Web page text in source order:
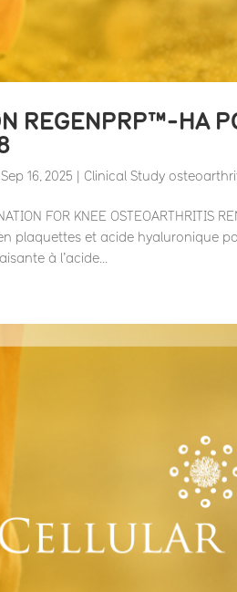
REGENPRP™-HA
Sep 16, 2025 Clinical Study
FOR KNEE
plaquettes et acide hyaluronique
à l’acide...